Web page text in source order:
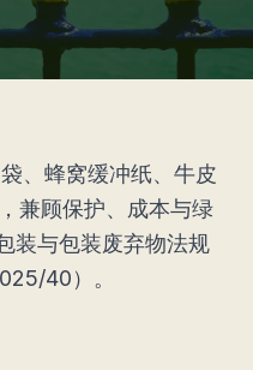
、蜂窝缓冲纸、牛皮
兼顾保护、成本与绿
装与包装废弃物法规
40）。